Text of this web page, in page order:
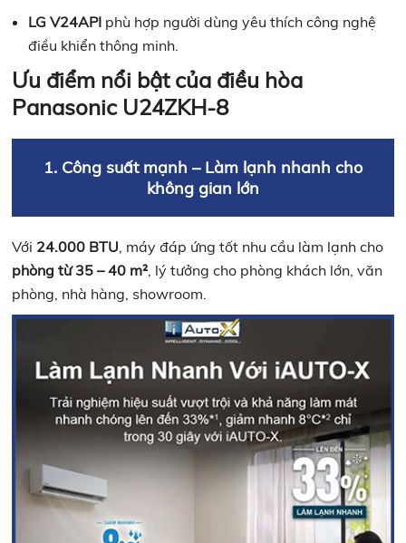
LG V24API phù hợp người dùng yêu thích công nghệ
điều khiển thông minh.
Ưu điểm nổi bật của điều hòa
Panasonic U24ZKH-8
1. Công suất mạnh – Làm lạnh nhanh cho
không gian lớn
Với 24.000 BTU, máy đáp ứng tốt nhu cầu làm lạnh cho
phòng từ 35 – 40 m², lý tưởng cho phòng khách lớn, văn
phòng, nhà hàng, showroom.